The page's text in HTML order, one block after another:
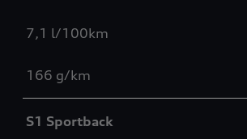
7,1 l/100km
166 g/km
S1 Sportback